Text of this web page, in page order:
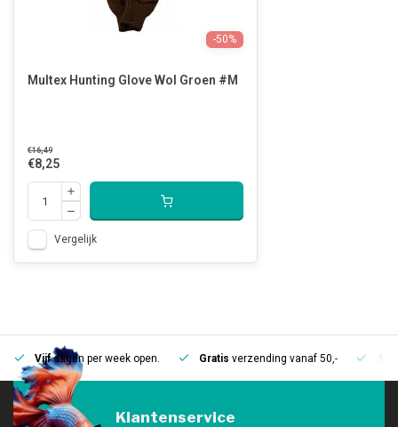
-50%
Multex Hunting Glove Wol Groen #M
€16,49
€8,25
Vergelijk
Vijfdagen per week open. Gratis verzending vanaf 50,-
Klantenservice